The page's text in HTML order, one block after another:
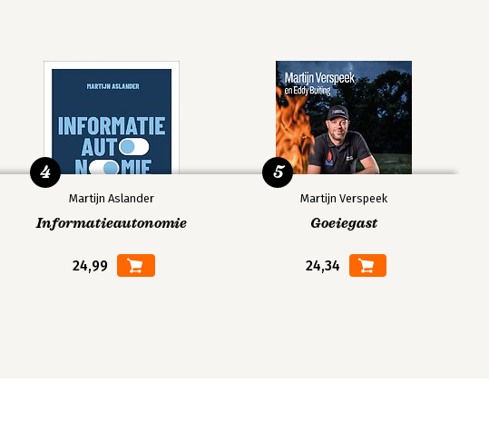
Martijn Aslander
Informatieautonomie
24,99
4
Martijn Verspeek
Goeiegast
24,34
5